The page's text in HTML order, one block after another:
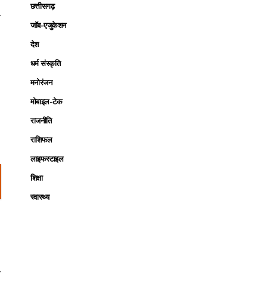
छत्तीसगढ़
जॉब-एजुकेशन
देश
धर्म संस्कृति
मनोरंजन
मोबाइल-टेक
राजनीति
राशिफल
लाइफस्टाइल
शिक्षा
स्वास्थ्य